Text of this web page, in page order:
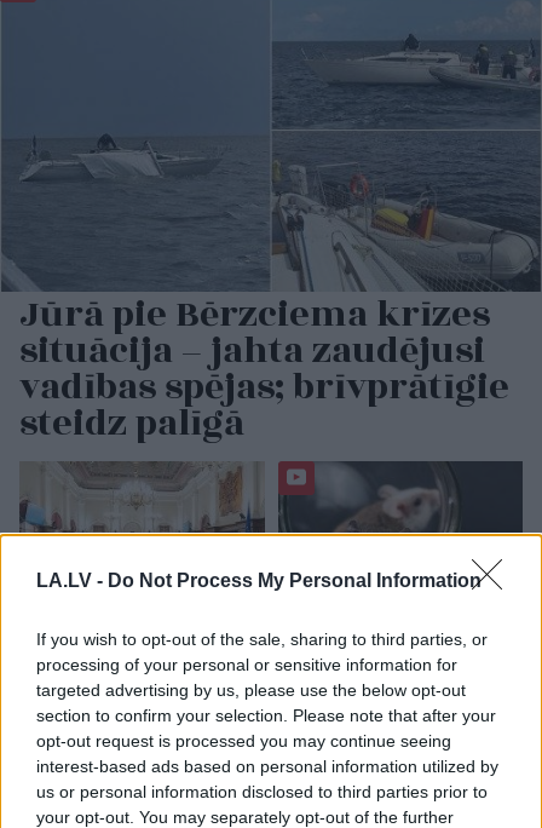
LA.LV - Do Not Process My Personal Information
If you wish to opt-out of the sale, sharing to third parties, or
processing of your personal or sensitive information for
targeted advertising by us, please use the below opt-out
section to confirm your selection. Please note that after your
opt-out request is processed you may continue seeing
interest-based ads based on personal information utilized by
us or personal information disclosed to third parties prior to
your opt-out. You may separately opt-out of the further
Jūrā pie Bērzciema krīzes
situācija – jahta zaudējusi
vadības spējas; brīvprātīgie
steidz palīgā
Ciktālu deputāts var
aizbraukt par valsts
naudu? Sabiedrība sāk
rēķināt un atklājas
vareni cipari
Renovācijas laikā
Olainē kādā namā
sācies peļu iebrukums:
vienā dzīvoklī notverts
ap 40 grauzēju